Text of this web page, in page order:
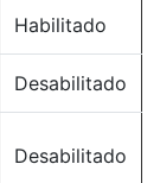
Habilitado
Desabilitado
Desabilitado